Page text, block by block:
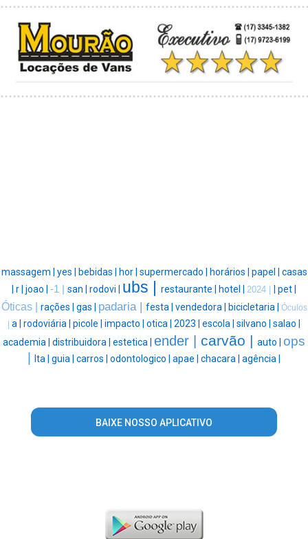
massagem | yes | bebidas | hor | supermercado | horários | papel | casas
| r | joao | -1 | san | rodovi | ubs | restaurante | hotel | 2024 | | pet |
Óticas | rações | gas | padaria | festa | vendedora | bicicletaria | Óculos
| a | rodoviária | picole | impacto | otica | 2023 | escola | silvano | salao |
academia | distribuidora | estetica | ender | carvão | auto | ops
| lta | guia | carros | odontologico | apae | chacara | agência |
BAIXE NOSSO APLICATIVO